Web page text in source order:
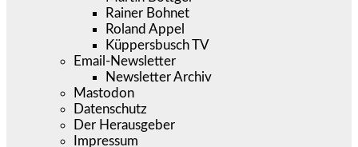
Rainer Bohnet
Roland Appel
Küppersbusch TV
Email-Newsletter
Newsletter Archiv
Mastodon
Datenschutz
Der Herausgeber
Impressum